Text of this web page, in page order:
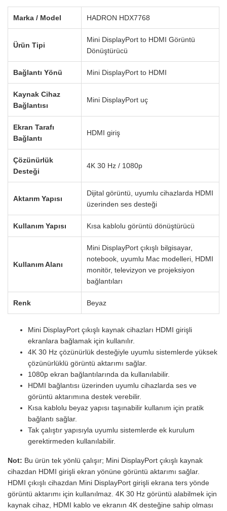
Marka / Model HADRON HDX7768
Ürün Tipi
Mini DisplayPort to HDMI Görüntü
Dönüştürücü
Bağlantı Yönü Mini DisplayPort to HDMI
Kaynak Cihaz
Bağlantısı
Mini DisplayPort uç
Ekran Tarafı
Bağlantı
HDMI giriş
Çözünürlük
Desteği
4K 30 Hz / 1080p
Aktarım Yapısı
Dijital görüntü, uyumlu cihazlarda HDMI
üzerinden ses desteği
Kullanım Yapısı Kısa kablolu görüntü dönüştürücü
Kullanım Alanı
Mini DisplayPort çıkışlı bilgisayar,
notebook, uyumlu Mac modelleri, HDMI
monitör, televizyon ve projeksiyon
bağlantıları
Renk Beyaz
Mini DisplayPort çıkışlı kaynak cihazları HDMI girişli
ekranlara bağlamak için kullanılır.
4K 30 Hz çözünürlük desteğiyle uyumlu sistemlerde yüksek
çözünürlüklü görüntü aktarımı sağlar.
1080p ekran bağlantılarında da kullanılabilir.
HDMI bağlantısı üzerinden uyumlu cihazlarda ses ve
görüntü aktarımına destek verebilir.
Kısa kablolu beyaz yapısı taşınabilir kullanım için pratik
bağlantı sağlar.
Tak çalıştır yapısıyla uyumlu sistemlerde ek kurulum
gerektirmeden kullanılabilir.
Not: Bu ürün tek yönlü çalışır; Mini DisplayPort çıkışlı kaynak
cihazdan HDMI girişli ekran yönüne görüntü aktarımı sağlar.
HDMI çıkışlı cihazdan Mini DisplayPort girişli ekrana ters yönde
görüntü aktarımı için kullanılmaz. 4K 30 Hz görüntü alabilmek için
kaynak cihaz, HDMI kablo ve ekranın 4K desteğine sahip olması